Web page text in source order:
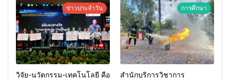
วันรพี เพื่อเชื่อมความสัมพันธ์
อันดีของหน่วยงานใน
กระบวนการยุติธรรม
2026 เชื่อม 4 งานใหญ่ สร้าง
โอกาสธุรกิจครบวงจร ด้วย
ครับ
ข่าวประจำวัน
วิจัย-นวัตกรรม-เทคโนโลยี คือ
การศึกษา
สำนักบริการวิชาการ